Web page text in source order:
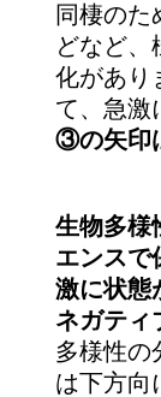
同棲のた
どなど、
化があり
て、急激
③の矢印
生物多様
エンス
激に状態
ネガティ
多様性の
は下方向